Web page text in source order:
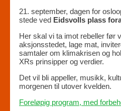
21. september, dagen for
stede ved Eidsvolls plass
Her skal vi ta imot rebeller før
aksjonsstedet, lage mat,
samtaler om klimakrisen og
XRs prinsipper og verdier.
Det vil bli appeller, musikk,
morgenen til utover kvelden.
Foreløpig program, med